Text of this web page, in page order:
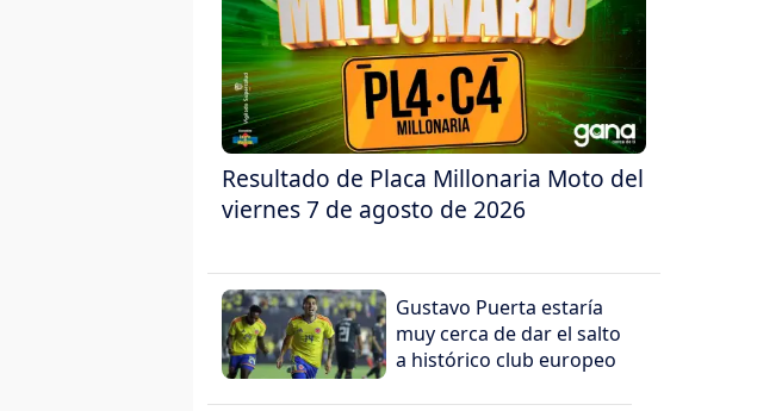
Resultado de Placa Millonaria Moto del
viernes 7 de agosto de 2026
Gustavo Puerta estaría
muy cerca de dar el salto
a histórico club europeo